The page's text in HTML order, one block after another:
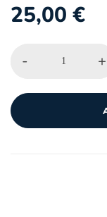
25,00 €
- +